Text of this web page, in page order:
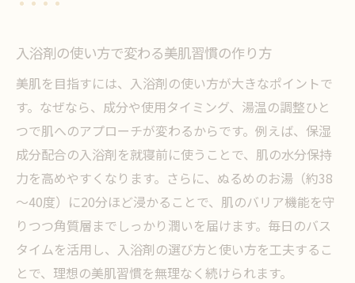
入浴剤の使い方で変わる美肌習慣の作り方
美肌を目指すには、入浴剤の使い方が大きなポイントで
す。なぜなら、成分や使用タイミング、湯温の調整ひと
つで肌へのアプローチが変わるからです。例えば、保湿
成分配合の入浴剤を就寝前に使うことで、肌の水分保持
力を高めやすくなります。さらに、ぬるめのお湯（約38
～40度）に20分ほど浸かることで、肌のバリア機能を守
りつつ角質層までしっかり潤いを届けます。毎日のバス
タイムを活用し、入浴剤の選び方と使い方を工夫するこ
とで、理想の美肌習慣を無理なく続けられます。